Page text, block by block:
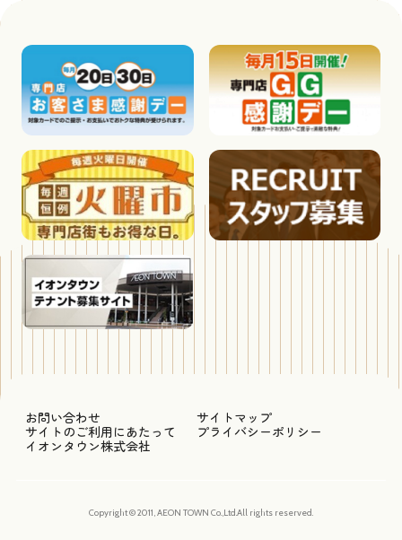
お問い合わせ
サイトマップ
サイトのご利用にあたって
プライバシーポリシー
イオンタウン株式会社
Copyright © 2011, AEON TOWN Co.,Ltd.All rights reserved.